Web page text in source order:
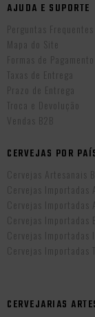
AJUDA E SUPORTE
Perguntas Frequentes
Mapa do Site
Formas de Pagamento
Taxas de Entrega
Prazo de Entrega
Troca e Devolução
Vendas B2B
CERVEJAS POR
Cervejas Artesanais
Cervejas Importadas
Cervejas Importadas
Cervejas Importadas
Cervejas Importadas
Cervejas Importadas
CERVEJARIAS